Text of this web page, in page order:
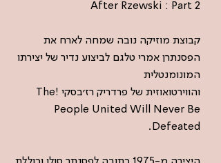
After Rzewski : Part 2
קבוצת מוזיקה נובה שמחה לארח את
הפסנתרן אמרי טלגם לביצוע נדיר של יצירתו
המונומנטלית
והווירטואוזית של פרדריק רז׳בסקי !The
People United Will Never Be
Defeated.